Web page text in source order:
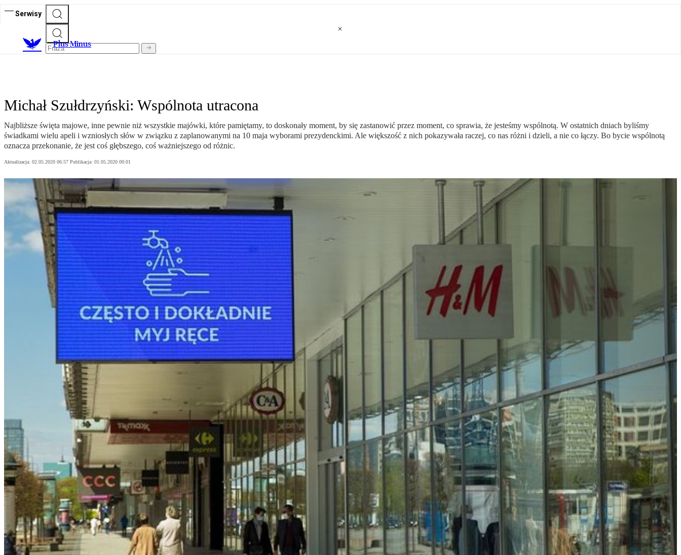
Serwisy
Plus Minus
Michał Szułdrzyński: Wspólnota utracona
Najbliższe święta majowe, inne pewnie niż wszystkie majówki, które pamiętamy, to doskonały moment, by się zastanowić przez moment, co sprawia, że jesteśmy wspólnotą. W ostatnich dniach byliśmy
świadkami wielu apeli i wzniosłych słów w związku z zaplanowanymi na 10 maja wyborami prezydenckimi. Ale większość z nich pokazywała raczej, co nas różni i dzieli, a nie co łączy. Bo bycie wspólnotą
oznacza przekonanie, że jest coś głębszego, coś ważniejszego od różnic.
Aktualizacja: 02.05.2020 06:57 Publikacja: 01.05.2020 00:01